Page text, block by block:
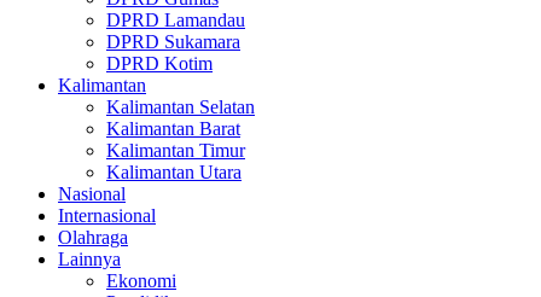
DPRD Lamandau
DPRD Sukamara
DPRD Kotim
Kalimantan
Kalimantan Selatan
Kalimantan Barat
Kalimantan Timur
Kalimantan Utara
Nasional
Internasional
Olahraga
Lainnya
Ekonomi